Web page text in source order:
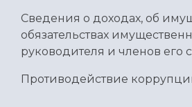
Сведения о доходах, об
обязательствах
руководителя и членов его
Противодействие